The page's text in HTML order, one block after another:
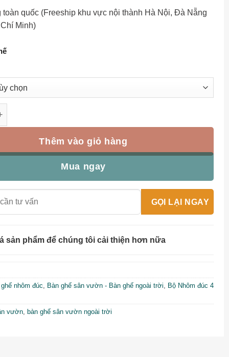
toàn quốc (Freeship khu vực nội thành Hà Nội, Đà Nẵng
Minh)
Thêm vào giỏ hàng
Mua ngay
sản phẩm để chúng tôi cải thiện hơn nữa
ghế nhôm đúc, Bàn ghế sân vườn - Bàn ghế ngoài trời, Bộ Nhôm đúc 4
vườn, bàn ghế sân vườn ngoài trời